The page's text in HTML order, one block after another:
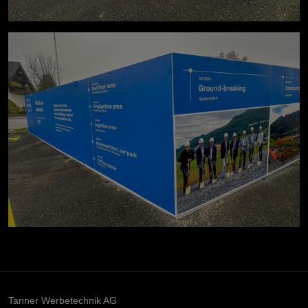
Tanner Werbetechnik AG